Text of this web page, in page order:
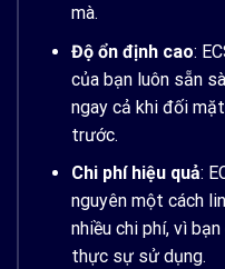
mà.
Độ ổn định cao:
của bạn luôn sẵn
ngay cả khi đối
trước.
Chi phí hiệu quả:
nguyên một cách
nhiều chi phí, vì
thực sự sử dụng.